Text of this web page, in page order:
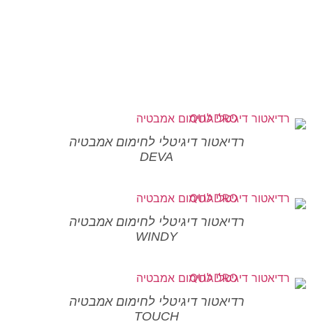
רדיאטור דיגיטלי לחימום אמבטיה
DEVA
רדיאטור דיגיטלי לחימום אמבטיה
WINDY
רדיאטור דיגיטלי לחימום אמבטיה
TOUCH